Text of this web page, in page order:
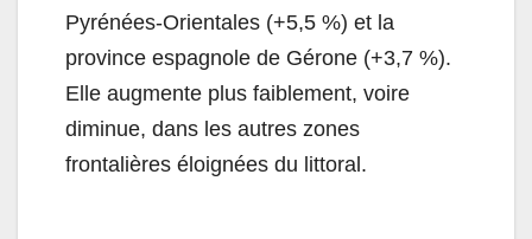
Pyrénées-Orientales (+5,5 %) et la
province espagnole de Gérone (+3,7 %).
Elle augmente plus faiblement, voire
diminue, dans les autres zones
frontalières éloignées du littoral.